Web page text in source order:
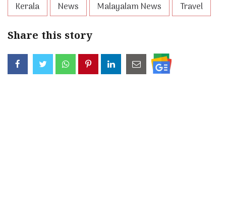
Kerala News Malayalam News Travel
Share this story